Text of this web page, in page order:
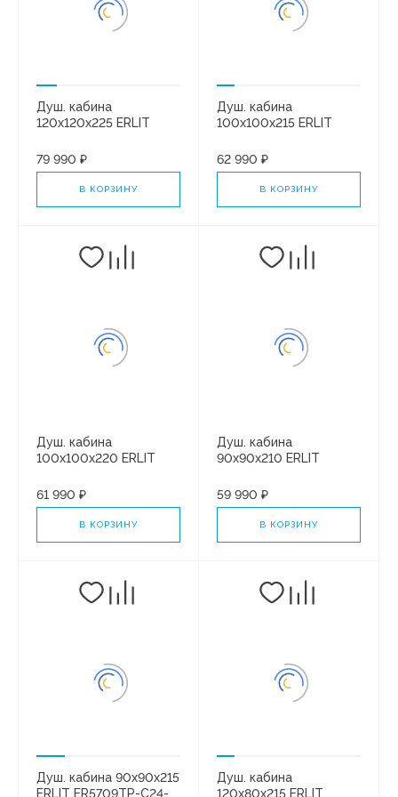
Душ. кабина
120x120x225 ERLIT
высокий поддон.
Черная/тонированная
79 990 ₽
В КОРЗИНУ
Душ. кабина
100x100x215 ERLIT
низкий поддон.
Черная/тонированная
62 990 ₽
В КОРЗИНУ
Душ. кабина
100x100x220 ERLIT
средний поддон.
Черная/тонированная
61 990 ₽
В КОРЗИНУ
Душ. кабина
90x90x210 ERLIT
низкий поддон.
Черная/тонированная
59 990 ₽
В КОРЗИНУ
Душ. кабина 90x90x215
ERLIT ER5709TP-C24-
Душ. кабина
120x80x215 ERLIT